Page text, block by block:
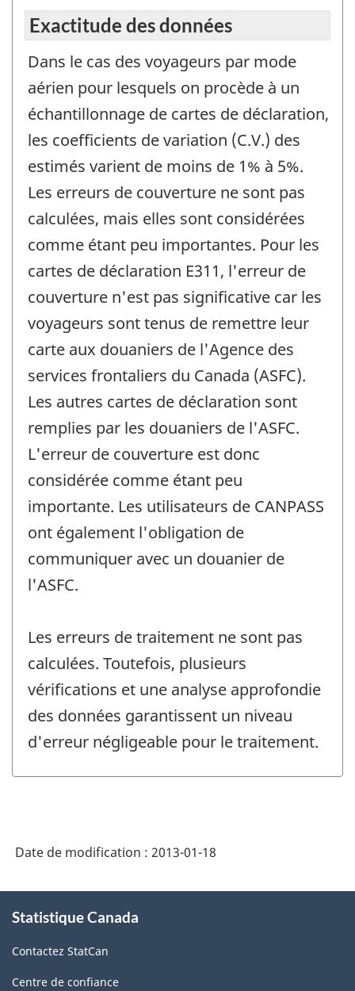
Exactitude des données
Dans le cas des voyageurs par mode
aérien pour lesquels on procède à un
échantillonnage de cartes de déclaration,
les coefficients de variation (C.V.) des
estimés varient de moins de 1% à 5%.
Les erreurs de couverture ne sont pas
calculées, mais elles sont considérées
comme étant peu importantes. Pour les
cartes de déclaration E311, l'erreur de
couverture n'est pas significative car les
voyageurs sont tenus de remettre leur
carte aux douaniers de l'Agence des
services frontaliers du Canada (ASFC).
Les autres cartes de déclaration sont
remplies par les douaniers de l'ASFC.
L'erreur de couverture est donc
considérée comme étant peu
importante. Les utilisateurs de CANPASS
ont également l'obligation de
communiquer avec un douanier de
l'ASFC.
Les erreurs de traitement ne sont pas
calculées. Toutefois, plusieurs
vérifications et une analyse approfondie
des données garantissent un niveau
d'erreur négligeable pour le traitement.
Date de modification : 2013-01-18
propos
ce
site
Statistique Canada
Contactez StatCan
Centre de confiance